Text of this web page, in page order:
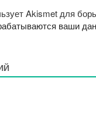
Akismet для
ваши